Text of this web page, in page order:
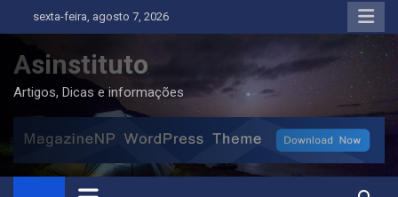
to
content
sexta-feira, agosto 7, 2026
Asinstituto
Artigos, Dicas e informações